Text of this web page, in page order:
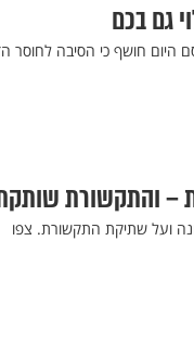
גם בכם
היום חושף כי הסיבה לחוסר
ועל שתיקת התקשורת. צפו